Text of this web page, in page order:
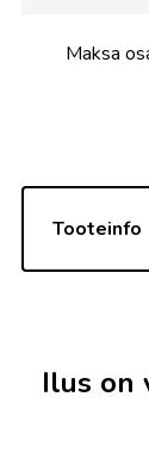
Maksa
Tooteinfo
Ilus on